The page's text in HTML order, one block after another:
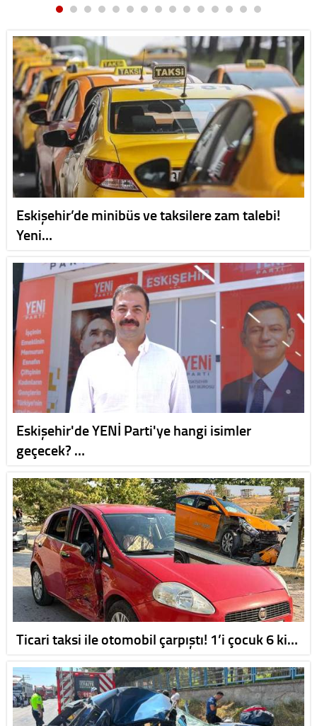
Eskişehir’de minibüs ve taksilere zam talebi!
Yeni…
Eskişehir'de YENİ Parti'ye hangi isimler
geçecek? …
Ticari taksi ile otomobil çarpıştı! 1’i çocuk 6 ki…